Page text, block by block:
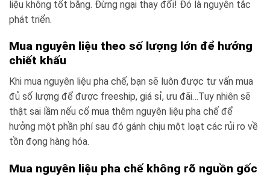
liệu không tốt bằng. Đừng ngại thay đổi! Đó là nguyên tắc
phát triển.
Mua nguyên liệu theo số lượng lớn để hưởng
chiết khấu
Khi mua nguyên liệu pha chế, bạn sẽ luôn được tư vấn mua
đủ số lượng để được freeship, giá sỉ, ưu đãi…Tuy nhiên sẽ
thật sai lầm nếu cố mua thêm nguyên liệu pha chế để
hưởng một phần phí sau đó gánh chịu một loạt các rủi ro về
tồn đọng hàng hóa.
Mua nguyên liệu pha chế không rõ nguồn gốc